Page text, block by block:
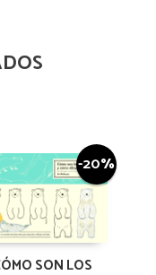
-20%
SON LOS